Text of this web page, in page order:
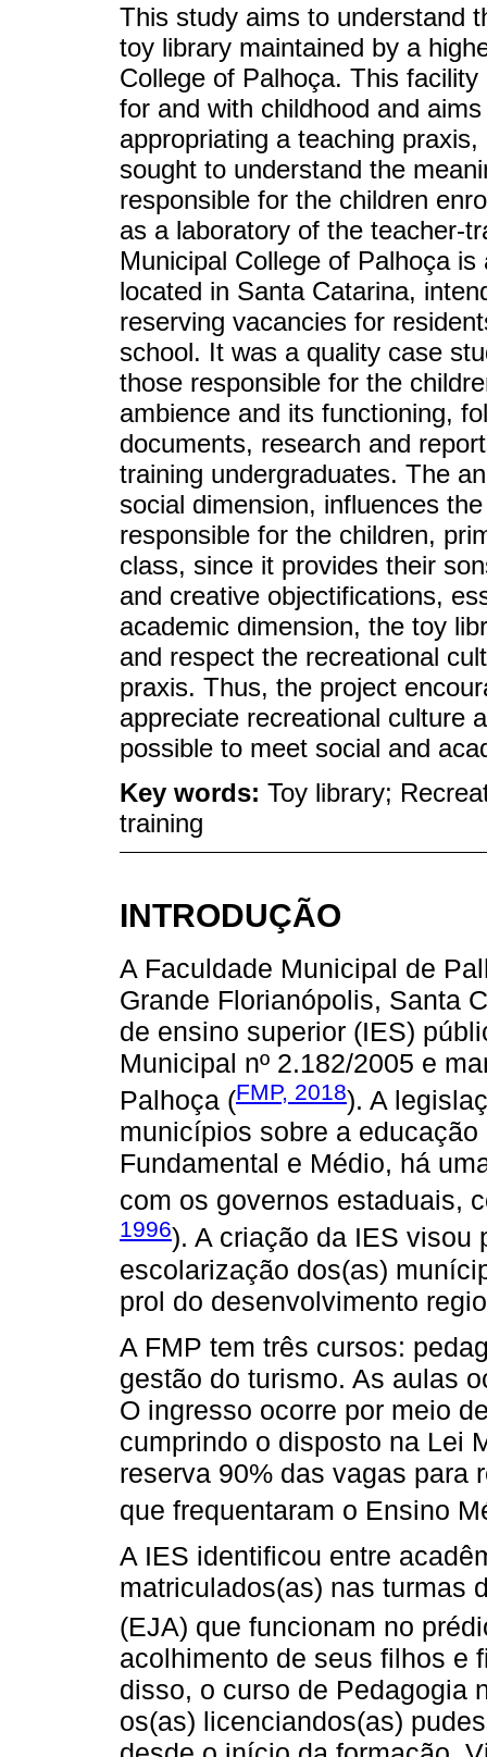
This study aims to understand
toy library maintained by a
College of Palhoça. This
for and with childhood and
appropriating a teaching
sought to understand the
responsible for the children
as a laboratory of the teacher-
Municipal College of Palhoça
located in Santa Catarina,
reserving vacancies for
school. It was a quality case
those responsible for the
ambience and its functioning,
documents, research and
training undergraduates. The
social dimension, influences
responsible for the children,
class, since it provides their
and creative objectifications,
academic dimension, the toy
and respect the recreational
praxis. Thus, the project
appreciate recreational culture
possible to meet social and
Key words: Toy library;
training
INTRODUÇÃO
A Faculdade Municipal de
Grande Florianópolis, Santa
de ensino superior (IES)
Municipal nº 2.182/2005 e
Palhoça (FMP, 2018). A
municípios sobre a
Fundamental e Médio, há
com os governos estaduais,
1996). A criação da IES visou
escolarização dos(as)
prol do desenvolvimento
A FMP tem três cursos:
gestão do turismo. As aulas
O ingresso ocorre por meio
cumprindo o disposto na Lei
reserva 90% das vagas para
que frequentaram o Ensino
A IES identificou entre
matriculados(as) nas turmas
(EJA) que funcionam no
acolhimento de seus filhos e
disso, o curso de Pedagogia
os(as) licenciandos(as)